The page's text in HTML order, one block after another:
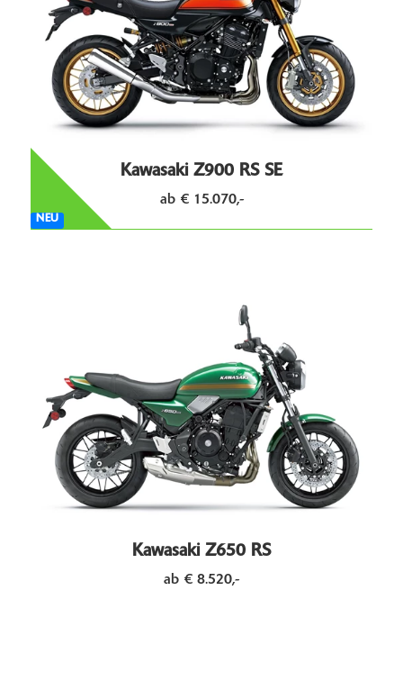
Kawasaki Z900 RS SE
ab € 15.070,-
NEU
Kawasaki Z650 RS
ab € 8.520,-